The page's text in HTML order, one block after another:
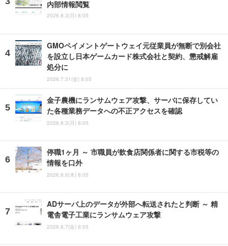
内部情報閲覧
2026.8.3(月) 8:05
GMOペイメントゲートウェイ元従業員が無断で別会社
を設立し日本ゲームカード株式会社と契約、懲戒解雇
処分に
2026.7.31(金) 8:05
金子農機にランサムウェア攻撃、サーバに保存してい
た各種業務データへの不正アクセスを確認
2026.8.3(月) 8:05
停職1ヶ月 ～ 市職員が飲食店関係者に関する市税等の
情報を口外
2026.8.6(木) 8:05
ADサーバ上のデータが外部へ転送されたと判断 ～ 精
電舎電子工業にランサムウェア攻撃
2026.8.7(金) 8:05